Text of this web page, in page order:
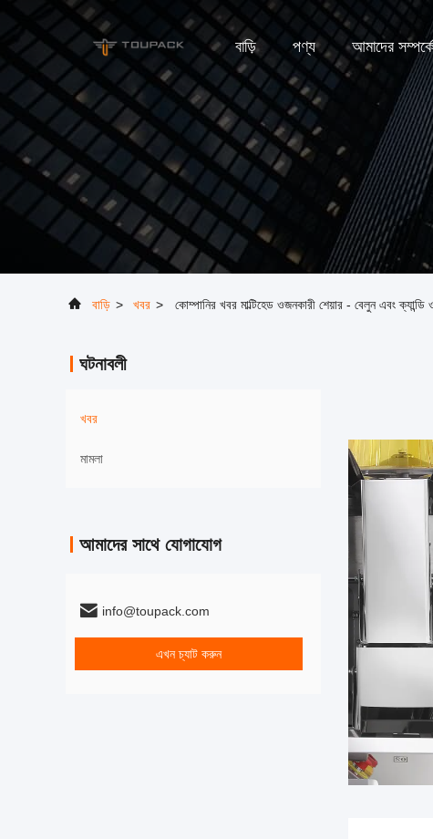
বাড়ি পণ্য আমাদের সম্পর্কে
বাড়ি > খবর > কোম্পানির খবর মাল্টিহেড ওজনকারী শেয়ার - বেলুন এবং ক্যান্ডি
ঘটনাবলী
খবর
মামলা
আমাদের সাথে যোগাযোগ
info@toupack.com
এখন চ্যাট করুন